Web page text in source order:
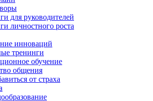
для руководителей
личностного роста
инноваций
тренинги
обучение
общения
от страха